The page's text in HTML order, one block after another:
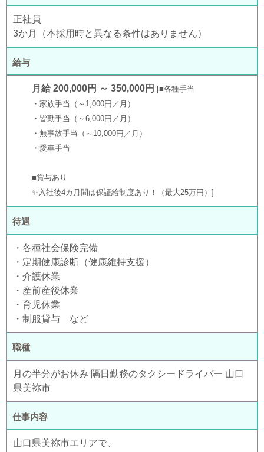
正社員
3か月（本採用時と異なる条件はありません）
給与
月給 200,000円 ～ 350,000円
■各種手当
・家族手当（～1,000円／月）
・皆勤手当（～6,000円／月）
・無事故手当（～10,000円／月）
・愛車手当
■賞与あり
✨入社後4カ月間は保証給制度あり！（最大25万円）
待遇
・各種社会保険完備
・定期健康診断（健康維持支援）
・介護休業
・産前産後休業
・育児休業
・制服貸与 など
職種
月の半分がお休み 隔日勤務のタクシードライバー 山口
県美祢市
仕事内容
山口県美祢市エリアで、